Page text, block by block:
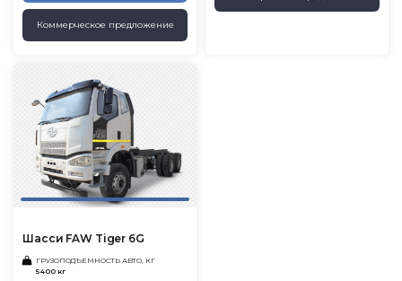
Коммерческое предложение
Шасси FAW Tiger 6G
ГРУЗОПОДЪЕМНОСТЬ АВТО, КГ
5400 кг